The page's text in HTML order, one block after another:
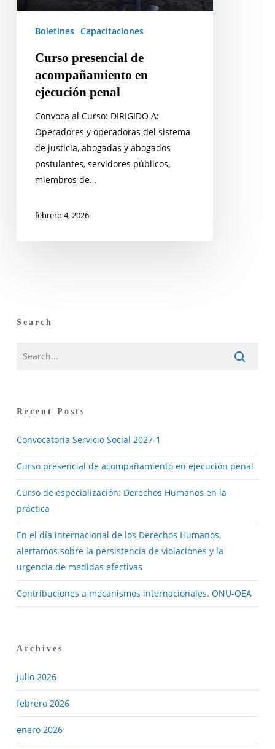
Boletines Capacitaciones
Curso presencial de
acompañamiento en
ejecución penal
Convoca al Curso: DIRIGIDO A:
Operadores y operadoras del sistema
de justicia, abogadas y abogados
postulantes, servidores públicos,
miembros de…
febrero 4, 2026
Search
Recent Posts
Convocatoria Servicio Social 2027-1
Curso presencial de acompañamiento en ejecución penal
Curso de especialización: Derechos Humanos en la
práctica
En el día internacional de los Derechos Humanos,
alertamos sobre la persistencia de violaciones y la
urgencia de medidas efectivas
Contribuciones a mecanismos internacionales. ONU-OEA
Archives
julio 2026
febrero 2026
enero 2026